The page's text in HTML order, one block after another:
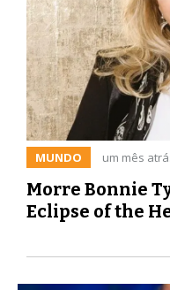
MUNDO um mês
Morre Bonnie
Eclipse of the